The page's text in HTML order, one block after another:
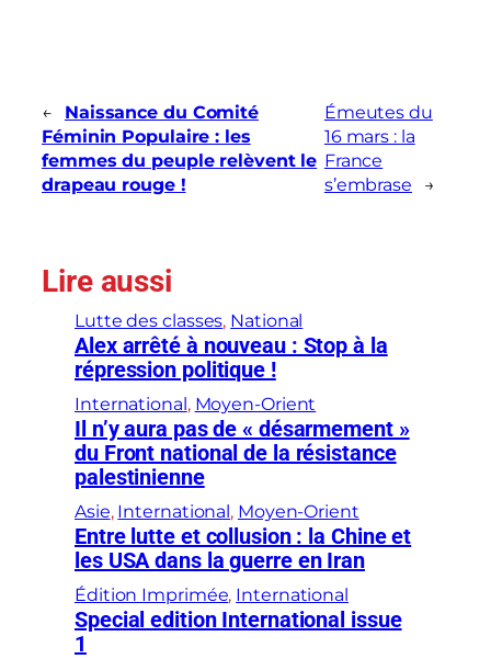
←
Naissance du Comité
Féminin Populaire : les
femmes du peuple relèvent le
drapeau rouge !
Émeutes du
16 mars : la
France
s’embrase
→
Lire aussi
Lutte des classes, National
Alex arrêté à nouveau : Stop à la
répression politique !
International , Moyen-Orient
Il n’y aura pas de « désarmement »
du Front national de la résistance
palestinienne
Asie, International , Moyen-Orient
Entre lutte et collusion : la Chine et
les USA dans la guerre en Iran
Édition Imprimée, International
Special edition International issue
1